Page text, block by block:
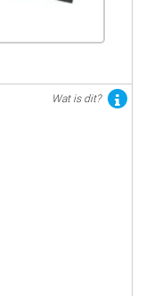
Wat is dit?